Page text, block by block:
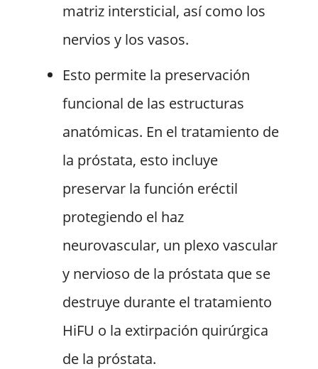
matriz intersticial, así como los
nervios y los vasos.
Esto permite la preservación
funcional de las estructuras
anatómicas. En el tratamiento de
la próstata, esto incluye
preservar la función eréctil
protegiendo el haz
neurovascular, un plexo vascular
y nervioso de la próstata que se
destruye durante el tratamiento
HiFU o la extirpación quirúrgica
de la próstata.